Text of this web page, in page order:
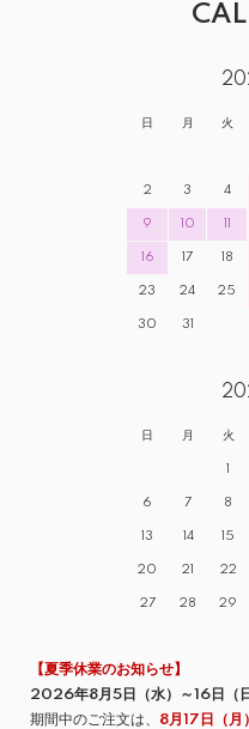
日 月 火
2 3 4
9 10 11
16 17 18
23 24 25
30 31
日 月 火
1
6 7 8
13 14 15
20 21 22
27 28 29
【夏季休業のお知らせ】
2026年8月5日（水）～16日（日
期間中のご注文は、 8月17日（月